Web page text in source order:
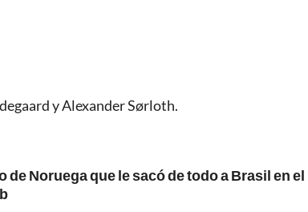
y Alexander Sørloth.
de Noruega que le sacó de todo a Brasil en